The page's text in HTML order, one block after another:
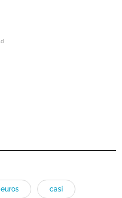
euros casi